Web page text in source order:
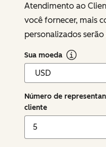
Atendimento ao
você fornecer, mais
personalizados
Sua moeda
Número de
cliente